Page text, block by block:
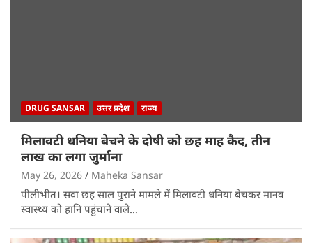
DRUG SANSAR उत्तर प्रदेश राज्य
मिलावटी धनिया बेचने के दोषी को छह माह कैद, तीन
लाख का लगा जुर्माना
May 26, 2026 Maheka Sansar
पीलीभीत। सवा छह साल पुराने मामले में मिलावटी धनिया बेचकर मानव
स्वास्थ्य को हानि पहुंचाने वाले…